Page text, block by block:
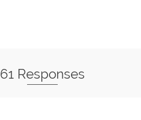
61 Responses